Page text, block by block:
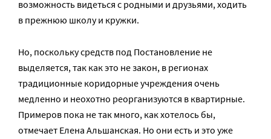
возможность видеться с родными и друзьями, ходить
в прежнюю школу и кружки.
Но, поскольку средств под Постановление не
выделяется, так как это не закон, в регионах
традиционные коридорные учреждения очень
медленно и неохотно реорганизуются в квартирные.
Примеров пока не так много, как хотелось бы,
отмечает Елена Альшанская. Но они есть и это уже